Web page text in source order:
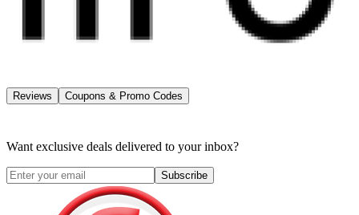
Reviews Coupons & Promo Codes
Want exclusive deals delivered to your inbox?
Subscribe